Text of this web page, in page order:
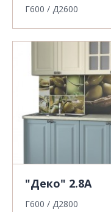
Г600 / Д2600
"Деко" 2.8А
Г600 / Д2800